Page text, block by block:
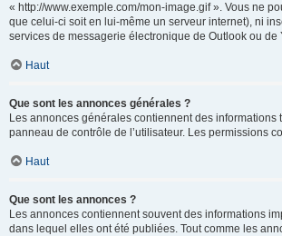
« http://www.exemple.com/mon-image.gif ». Vous ne
que celui-ci soit en lui-même un serveur internet), ni
services de messagerie électronique de Outlook ou
Haut
Que sont les annonces générales ?
Les annonces générales contiennent des
panneau de contrôle de l’utilisateur. Les permissions
Haut
Que sont les annonces ?
Les annonces contiennent souvent des informations
dans lequel elles ont été publiées. Tout comme les